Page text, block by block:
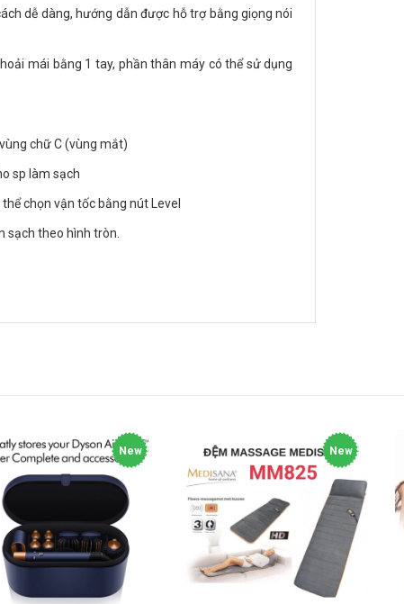
dễ dàng, hướng dẫn được hỗ trợ bằng giọng nói
mái bằng 1 tay, phần thân máy có thể sử dụng
chữ C (vùng mắt)
sp làm sạch
chọn vận tốc bằng nút Level
sạch theo hình tròn.
New New